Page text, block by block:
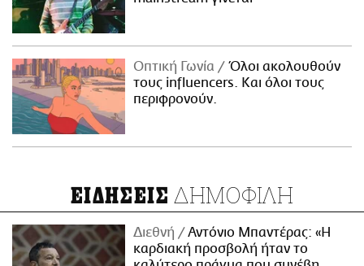
Οπτική Γωνία
Όλοι ακολουθούν
τους influencers. Και όλοι τους
περιφρονούν.
ΕΙΔΗΣΕΙΣ ΔΗΜΟΦΙΛΗ
Διεθνή
Αντόνιο Μπαντέρας: «Η
καρδιακή προσβολή ήταν το